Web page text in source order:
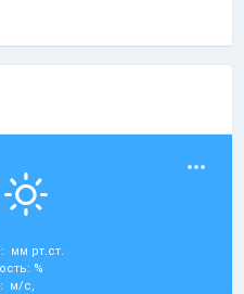
мм рт.ст.
%
м/с,